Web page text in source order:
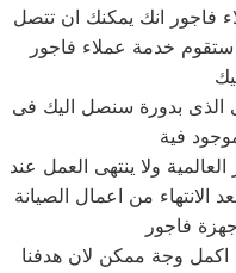
فاجور انك يمكنك ان تتصل
خدمة عملاء فاجور
الذى بدورة سنصل اليك فى
فية
ولا ينتهى العمل عند
الانتهاء من اعمال الصيانة
فاجور
اكمل وجة ممكن لان هدفنا